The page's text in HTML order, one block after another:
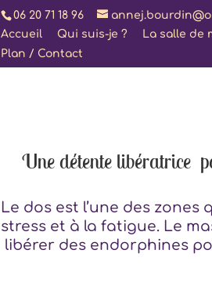
06 20 71 18 96
Accueil
Qui suis-je ? La salle de
Plan / Contact
Une détente libératrice
Le dos est l’une des
stress et à la fatigue. Le
libérer des endorphines